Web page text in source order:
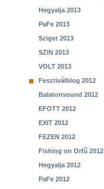
Hegyalja 2013
PaFe 2013
Sziget 2013
SZIN 2013
VOLT 2013
Fesztiválblog 2012
Balatonsound 2012
EFOTT 2012
EXIT 2012
FEZEN 2012
Fishing on Orfű 2012
Hegyalja 2012
PaFe 2012